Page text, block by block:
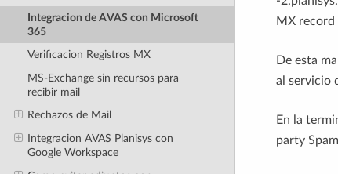
Integracion de AVAS con Microsoft
365
Verificacion Registros MX
MS-Exchange sin recursos para
recibir mail
Rechazos de Mail
Integracion AVAS Planisys con
Google Workspace
MX
De esta
al servicio
En la
party